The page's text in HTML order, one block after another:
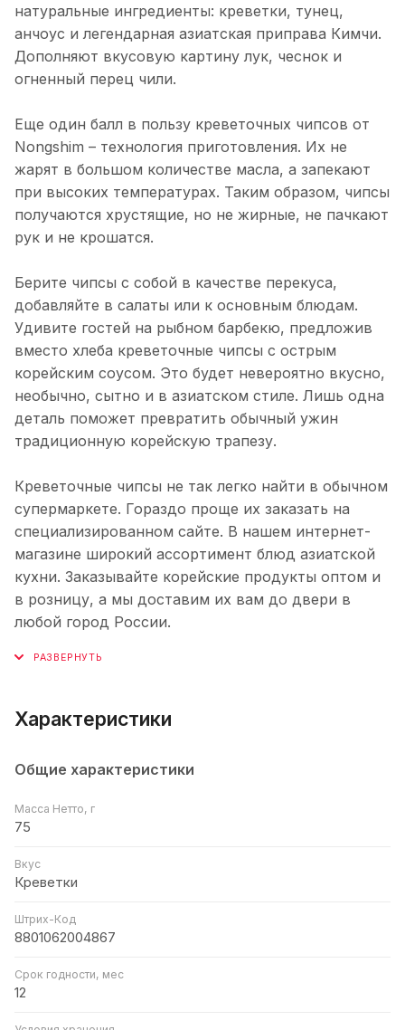
натуральные ингредиенты: креветки, тунец,
анчоус и легендарная азиатская приправа Кимчи.
Дополняют вкусовую картину лук, чеснок и
огненный перец чили.
Еще один балл в пользу креветочных чипсов от
Nongshim – технология приготовления. Их не
жарят в большом количестве масла, а запекают
при высоких температурах. Таким образом, чипсы
получаются хрустящие, но не жирные, не пачкают
рук и не крошатся.
Берите чипсы с собой в качестве перекуса,
добавляйте в салаты или к основным блюдам.
Удивите гостей на рыбном барбекю, предложив
вместо хлеба креветочные чипсы с острым
корейским соусом. Это будет невероятно вкусно,
необычно, сытно и в азиатском стиле. Лишь одна
деталь поможет превратить обычный ужин
традиционную корейскую трапезу.
Креветочные чипсы не так легко найти в обычном
супермаркете. Гораздо проще их заказать на
специализированном сайте. В нашем интернет-
магазине широкий ассортимент блюд азиатской
кухни. Заказывайте корейские продукты оптом и
в розницу, а мы доставим их вам до двери в
любой город России.
Характеристики
Общие характеристики
Масса Нетто, г
75
Вкус
Креветки
Штрих-Код
8801062004867
Срок годности, мес
12